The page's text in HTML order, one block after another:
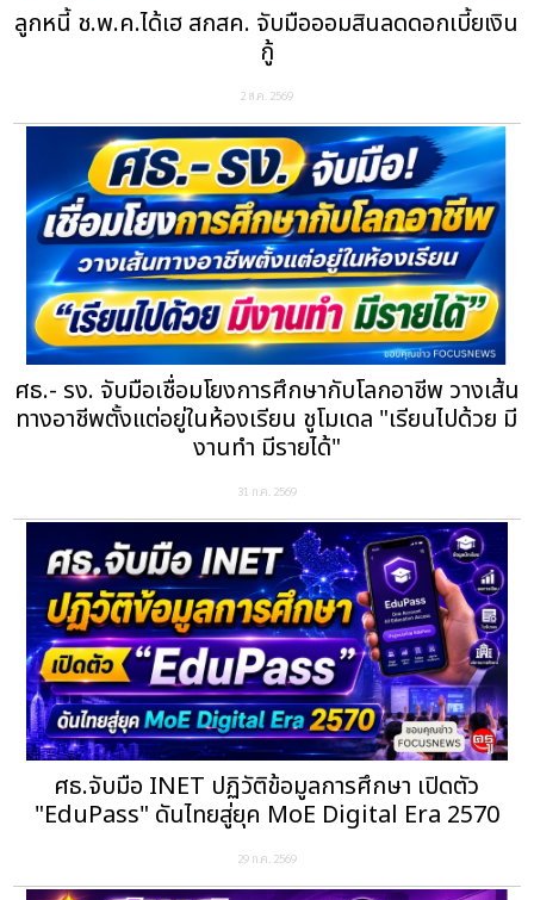
ลูกหนี้ ช.พ.ค.ได้เฮ สกสค. จับมือออมสินลดดอกเบี้ยเงิน
กู้
2 ส.ค. 2569
ศธ.- รง. จับมือเชื่อมโยงการศึกษากับโลกอาชีพ วางเส้น
ทางอาชีพตั้งแต่อยู่ในห้องเรียน ชูโมเดล "เรียนไปด้วย มี
งานทำ มีรายได้"
31 ก.ค. 2569
ศธ.จับมือ INET ปฏิวัติข้อมูลการศึกษา เปิดตัว
"EduPass" ดันไทยสู่ยุค MoE Digital Era 2570
29 ก.ค. 2569